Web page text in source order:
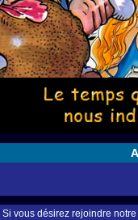
Si vous désirez rejoindre